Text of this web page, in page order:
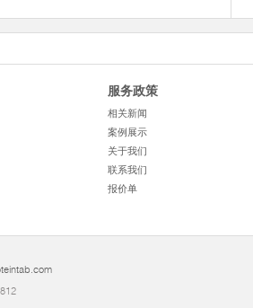
服务政策
相关新闻
案例展示
关于我们
联系我们
报价单